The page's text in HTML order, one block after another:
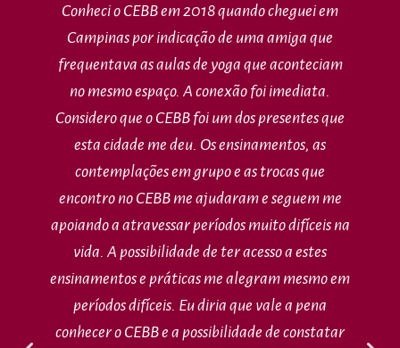
Conheci o CEBB em 2018 quando cheguei em
Campinas por indicação de uma amiga que
frequentava as aulas de yoga que aconteciam
no mesmo espaço. A conexão foi imediata.
Considero que o CEBB foi um dos presentes que
esta cidade me deu. Os ensinamentos, as
contemplações em grupo e as trocas que
encontro no CEBB me ajudaram e seguem me
apoiando a atravessar períodos muito difíceis na
vida. A possibilidade de ter acesso a estes
ensinamentos e práticas me alegram mesmo em
períodos difíceis. Eu diria que vale a pena
conhecer o CEBB e a possibilidade de constatar